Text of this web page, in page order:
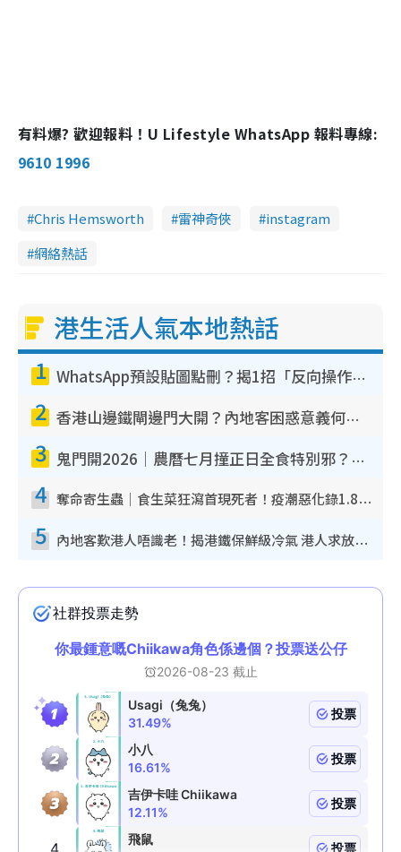
有料爆? 歡迎報料！U Lifestyle WhatsApp 報料專線:
9610 1996
Chris Hemsworth 雷神奇俠
instagram
網絡熱話
港生活人氣本地熱話
1 WhatsApp預設貼圖點刪？揭1招「反向操作」還原簡潔介面 附3步實測教學
2 香港山邊鐵閘邊門大開？內地客困惑意義何在！網民神回覆：呢種叫法理性防禦
3 鬼門開2026｜農曆七月撞正日全食特別邪？專家警告切忌做一事！揭4大禁忌+2招保平安
4 奪命寄生蟲｜食生菜狂瀉首現死者！疫潮惡化錄1.8萬宗病例 揭洗菜3大謬誤
5 內地客歎港人唔識老！揭港鐵保鮮級冷氣 港人求放過：咪投訴